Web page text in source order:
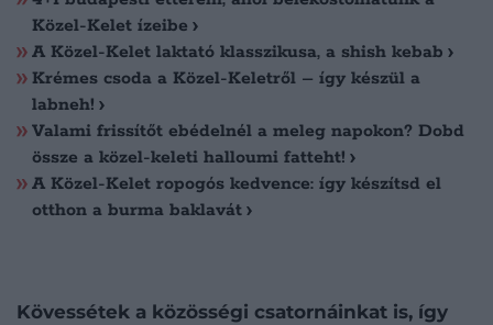
Közel-Kelet ízeibe
A Közel-Kelet laktató klasszikusa, a shish kebab
Krémes csoda a Közel-Keletről – így készül a
labneh!
Valami frissítőt ebédelnél a meleg napokon? Dobd
össze a közel-keleti halloumi fatteht!
A Közel-Kelet ropogós kedvence: így készítsd el
otthon a burma baklavát
Kövessétek a közösségi csatornáinkat is, így